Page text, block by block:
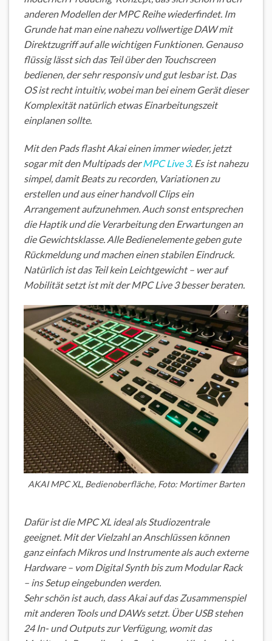
anderen Modellen der MPC Reihe wiederfindet. Im
Grunde hat man eine nahezu vollwertige DAW mit
Direktzugriff auf alle wichtigen Funktionen. Genauso
flüssig lässt sich das Teil über den Touchscreen
bedienen, der sehr responsiv und gut lesbar ist. Das
OS ist recht intuitiv, wobei man bei einem Gerät dieser
Komplexität natürlich etwas Einarbeitungszeit
einplanen sollte.
Mit den Pads flasht Akai einen immer wieder, jetzt
sogar mit den Multipads derMPC Live 3. Es ist nahezu
simpel, damit Beats zu recorden, Variationen zu
erstellen und aus einer handvoll Clips ein
Arrangement aufzunehmen. Auch sonst entsprechen
die Haptik und die Verarbeitung den Erwartungen an
die Gewichtsklasse. Alle Bedienelemente geben gute
Rückmeldung und machen einen stabilen Eindruck.
Natürlich ist das Teil kein Leichtgewicht – wer auf
Mobilität setzt ist mit der MPC Live 3 besser beraten.
AKAI MPC XL, Bedienoberfläche, Foto: Mortimer Barten
Dafür ist die MPC XL ideal als Studiozentrale
geeignet. Mit der Vielzahl an Anschlüssen können
ganz einfach Mikros und Instrumente als auch externe
Hardware – vom Digital Synth bis zum Modular Rack
– ins Setup eingebunden werden.
Sehr schön ist auch, dass Akai auf das Zusammenspiel
mit anderen Tools und DAWs setzt. Über USB stehen
24 In- und Outputs zur Verfügung, womit das